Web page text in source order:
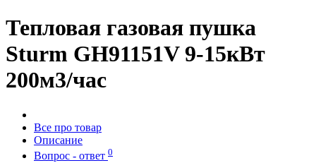
Тепловая газовая пушка
Sturm GH91151V 9-15кВт
200м3/час
Все про товар
Описание
Вопрос - ответ 0